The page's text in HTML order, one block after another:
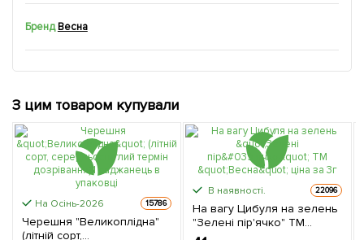
Бренд Весна
З цим товаром купували
На Осінь-2026 15786
Черешня "Великоплідна"
(літній сорт,
В наявності. 22096
На вагу Цибуля на зелень
"Зелені пір'ячко" ТМ
"Весна" ціна за 3г